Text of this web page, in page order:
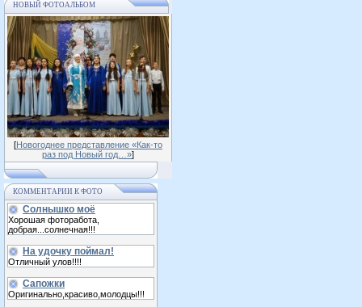
НОВЫЙ ФОТОАЛЬБОМ
[Новогоднее представление «Как-то
раз под Новый год…»]
КОММЕНТАРИИ К ФОТО
Солнышко моё
Хорошая фоторабота,
добрая...солнечная!!!
На удочку поймал!
Отличный улов!!!!
Сапожки
Оригинально,красиво,молодцы!!!